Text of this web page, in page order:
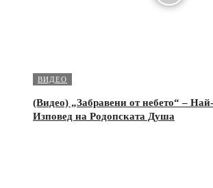
ВИДЕО
(Видео) „Забравени от небето“ –
Изповед на Родопската Душа